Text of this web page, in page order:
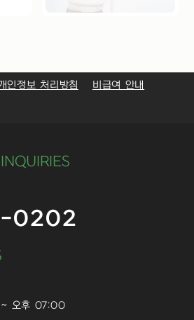
인정보 처리방침 비급여 안내
0202
오후 07:00